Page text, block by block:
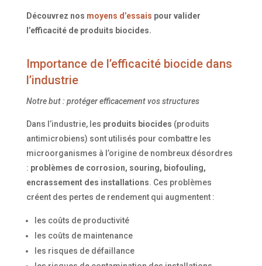
Découvrez nos moyens d’essais pour valider
l’efficacité de produits biocides.
Importance de l’efficacité biocide dans
l’industrie
Notre but : protéger efficacement vos structures
Dans l’industrie, les produits biocides (produits
antimicrobiens) sont utilisés pour combattre les
microorganismes à l’origine de nombreux désordres
: problèmes de corrosion, souring, biofouling,
encrassement des installations. Ces problèmes
créent des pertes de rendement qui augmentent :
les coûts de productivité
les coûts de maintenance
les risques de défaillance